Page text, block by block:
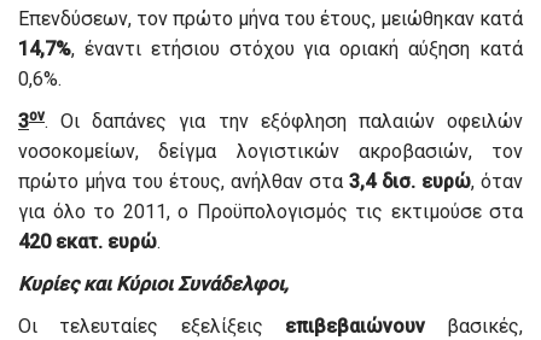
Επενδύσεων, τον πρώτο μήνα του έτους, μειώθηκαν κατά
14,7%, έναντι ετήσιου στόχου για οριακή αύξηση κατά
0,6%.
3ον. Οι δαπάνες για την εξόφληση παλαιών οφειλών
νοσοκομείων, δείγμα λογιστικών ακροβασιών, τον
πρώτο μήνα του έτους, ανήλθαν στα 3,4 δισ. ευρώ, όταν
για όλο το 2011, ο Προϋπολογισμός τις εκτιμούσε στα
420 εκατ. ευρώ.
Κυρίες και Κύριοι Συνάδελφοι,
Οι τελευταίες εξελίξεις επιβεβαιώνουνβασικές,